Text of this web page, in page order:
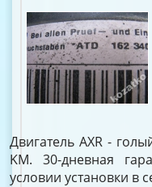
Двигатель AXR -
KM. 30-дневная
условии установки в